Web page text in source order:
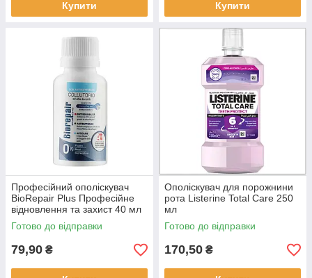
Купити Купити
Професійний ополіскувач
BioRepair Plus Професійне
відновлення та захист 40 мл
Готово до відправки
79,90 ₴
Ополіскувач для порожнини
рота Listerine Total Care 250
мл
Готово до відправки
170,50 ₴